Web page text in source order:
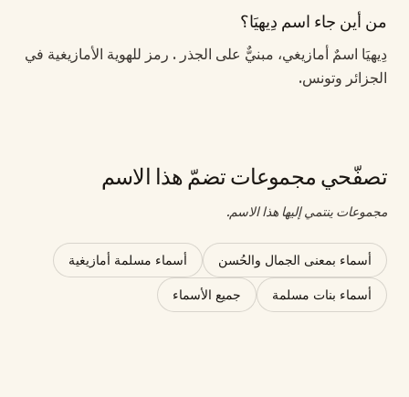
من أين جاء اسم دِيهيَا؟
دِيهيَا اسمٌ أمازيغي، مبنيٌّ على الجذر . رمز للهوية الأمازيغية في
الجزائر وتونس.
تصفّحي مجموعات تضمّ هذا الاسم
مجموعات ينتمي إليها هذا الاسم.
أسماء بمعنى الجمال والحُسن أسماء مسلمة أمازيغية
أسماء بنات مسلمة جميع الأسماء